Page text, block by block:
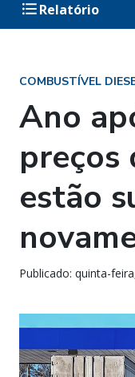
Relatório
COMBUSTÍVEL
Ano
preços
estão
Publicado: quinta-